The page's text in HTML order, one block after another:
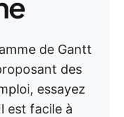
de Gantt
des
essayez
est facile à